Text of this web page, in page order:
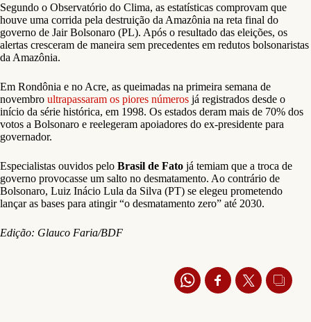
Segundo o Observatório do Clima, as estatísticas comprovam que
houve uma corrida pela destruição da Amazônia na reta final do
governo de Jair Bolsonaro (PL). Após o resultado das eleições, os
alertas cresceram de maneira sem precedentes em redutos bolsonaristas
da Amazônia.
Em Rondônia e no Acre, as queimadas na primeira semana de
novembro ultrapassaram os piores números já registrados desde o
início da série histórica, em 1998. Os estados deram mais de 70% dos
votos a Bolsonaro e reelegeram apoiadores do ex-presidente para
governador.
Especialistas ouvidos pelo Brasil de Fato já temiam que a troca de
governo provocasse um salto no desmatamento. Ao contrário de
Bolsonaro, Luiz Inácio Lula da Silva (PT) se elegeu prometendo
lançar as bases para atingir “o desmatamento zero” até 2030.
Edição: Glauco Faria/BDF